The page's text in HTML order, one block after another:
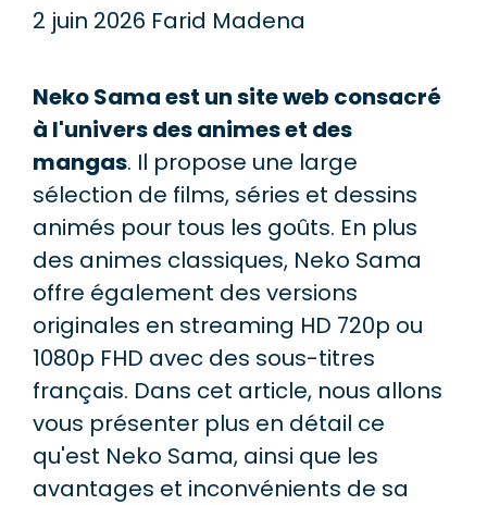
2 juin 2026 Farid Madena
Neko Sama est un site web consacré
à l'univers des animes et des
mangas. Il propose une large
sélection de films, séries et dessins
animés pour tous les goûts. En plus
des animes classiques, Neko Sama
offre également des versions
originales en streaming HD 720p ou
1080p FHD avec des sous-titres
français. Dans cet article, nous allons
vous présenter plus en détail ce
qu'est Neko Sama, ainsi que les
avantages et inconvénients de sa